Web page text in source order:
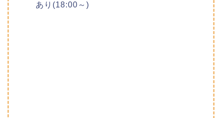
あり(18:00～)